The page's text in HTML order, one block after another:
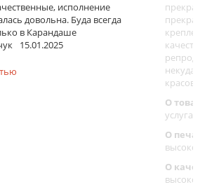
исполнение
довольна. Буда всегда
в Карандаше
15.01.2025
О
услуга
О
О